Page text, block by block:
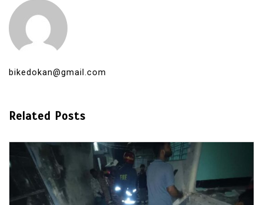
bikedokan@gmail.com
Related Posts